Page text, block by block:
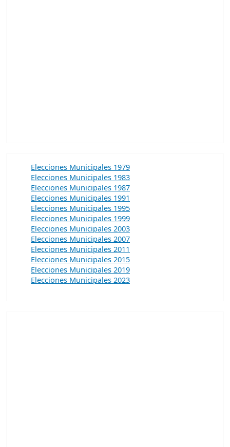
Elecciones Municipales 1979
Elecciones Municipales 1983
Elecciones Municipales 1987
Elecciones Municipales 1991
Elecciones Municipales 1995
Elecciones Municipales 1999
Elecciones Municipales 2003
Elecciones Municipales 2007
Elecciones Municipales 2011
Elecciones Municipales 2015
Elecciones Municipales 2019
Elecciones Municipales 2023